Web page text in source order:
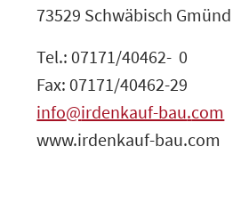
73529 Schwäbisch Gmünd
Tel.: 07171/40462- 0
Fax: 07171/40462-29
info
irdenkauf-bau com
www.irdenkauf-bau.com